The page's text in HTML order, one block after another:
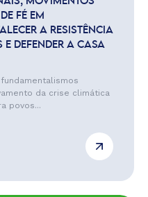
FÉ EM
A RESISTÊNCIA
DEFENDER A CASA
da crise climática
povos...